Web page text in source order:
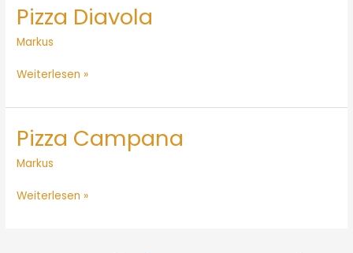
Pizza Diavola
Markus
Pizza
Diavola
Weiterlesen »
Pizza Campana
Markus
Pizza
Campana
Weiterlesen »